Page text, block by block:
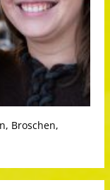
Broschen,